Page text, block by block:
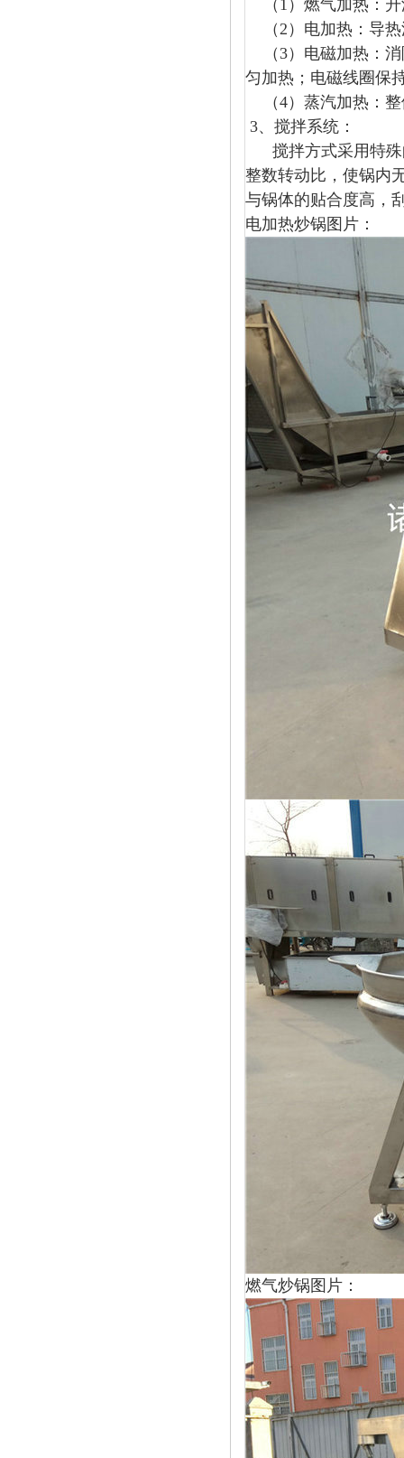
（1）燃气加热：升
（2）电加热：导热
（3）电磁加热：消
匀加热；电磁线圈保
（4）蒸汽加热：
3、搅拌系统：
搅拌方式采用特殊
整数转动比，使锅内
与锅体的贴合度高，
电加热炒锅图片：
燃气炒锅图片：